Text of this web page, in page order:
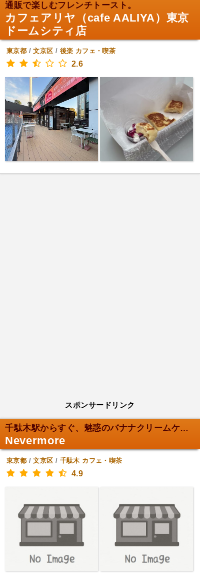
通販で楽しむフレンチトースト。
カフェアリヤ（cafe AALIYA）東京
ドームシティ店
東京都 /文京区 / 後楽 カフェ・喫茶
2.6
スポンサードリンク
千駄木駅からすぐ、魅惑のバナナクリームケーキ。
Nevermore
東京都 /文京区 / 千駄木 カフェ・喫茶
4.9